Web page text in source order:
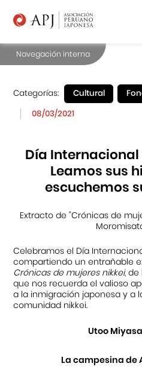
Nosotros
Comunidad Nikkei
Promoción Cultural
Salud
Prensa
Contáctanos
Navegación interna
Categorías: Cultural
08/03/2021
Día Internacional
Leamos sus
escuchemos
Extracto de "Crónicas de
Celebramos el Día
compartiendo un entrañable
Crónicas de mujeres nikkei, de
que nos recuerda el valioso
a la inmigración japonesa y a
comunidad nikkei.
Utoo
La campesina de